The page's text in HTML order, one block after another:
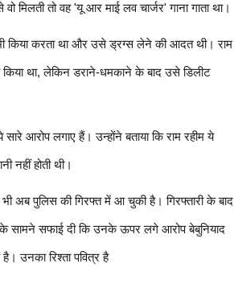
मिलती तो वह 'यू आर माई लव चार्जर' गाना गाता था।
किया करता था और उसे ड्रग्स लेने की आदत थी। राम
था, लेकिन डराने-धमकाने के बाद उसे डिलीट
आरोप लगाए हैं। उन्होंने बताया कि राम रहीम ये
नहीं होती थी।
अब पुलिस की गिरफ्त में आ चुकी है। गिरफ्तारी के बाद
के सामने सफाई दी कि उनके ऊपर लगे आरोप बेबुनियाद
उनका रिश्ता पवित्र है